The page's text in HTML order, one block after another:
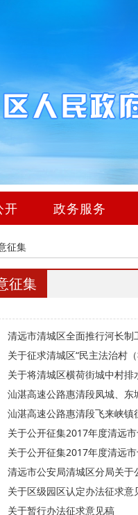
开 政务服务
征集
征集
清远市清城区全面推行河长制
关于征求清城区“民主法治村
关于将清城区横荷街城中村
汕湛高速公路惠清段凤城、东
汕湛高速公路惠清段飞来峡镇
关于公开征集2017年度清远
关于公开征集2017年度清远
清远市公安局清城区分局关
关于区级园区认定办法征求意
关于暂行办法征求意见稿